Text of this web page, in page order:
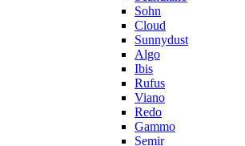
Sohn
Cloud
Sunnydust
Algo
Ibis
Rufus
Viano
Redo
Gammo
Semir